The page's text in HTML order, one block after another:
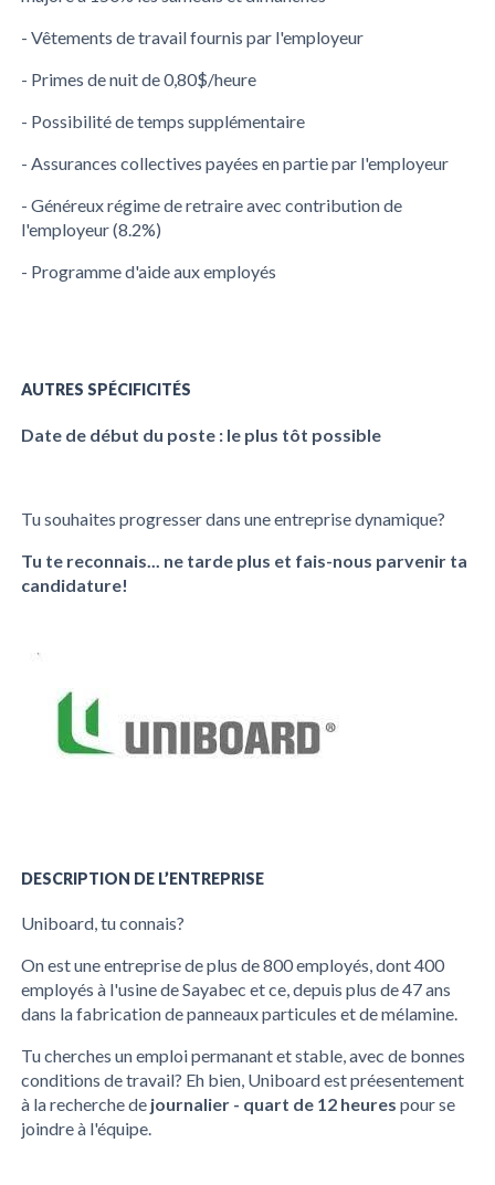
- Vêtements de travail fournis par l'employeur
- Primes de nuit de 0,80$/heure
- Possibilité de temps supplémentaire
- Assurances collectives payées en partie par l'employeur
- Généreux régime de retraire avec contribution de
l'employeur (8.2%)
- Programme d'aide aux employés
AUTRES SPÉCIFICITÉS
Date de début du poste : le plus tôt possible
Tu souhaites progresser dans une entreprise dynamique?
Tu te reconnais... ne tarde plus et fais-nous parvenir ta
candidature!
DESCRIPTION DE L’ENTREPRISE
Uniboard, tu connais?
On est une entreprise de plus de 800 employés, dont 400
employés à l'usine de Sayabec et ce, depuis plus de 47 ans
dans la fabrication de panneaux particules et de mélamine.
Tu cherches un emploi permanant et stable, avec de bonnes
conditions de travail? Eh bien, Uniboard est préesentement
à la recherche de journalier - quart de 12 heures pour se
joindre à l'équipe.